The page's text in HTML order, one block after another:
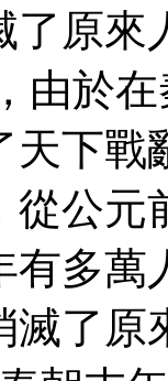
了原來
由於
天下戰
從公
有多
滅了原